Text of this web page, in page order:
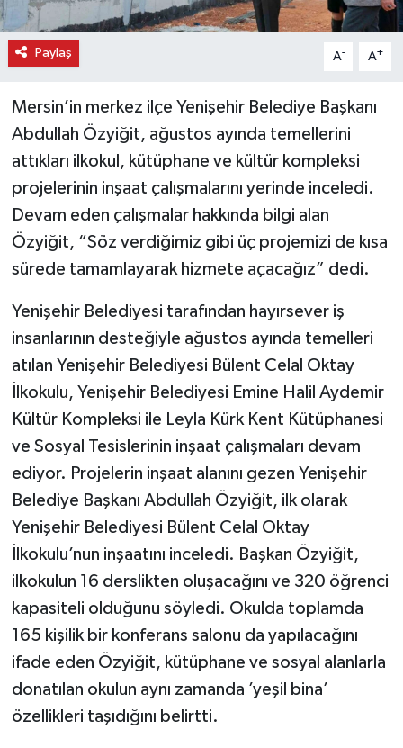
Paylaş A- A+
Mersin’in merkez ilçe Yenişehir Belediye Başkanı
Abdullah Özyiğit, ağustos ayında temellerini
attıkları ilkokul, kütüphane ve kültür kompleksi
projelerinin inşaat çalışmalarını yerinde inceledi.
Devam eden çalışmalar hakkında bilgi alan
Özyiğit, “Söz verdiğimiz gibi üç projemizi de kısa
sürede tamamlayarak hizmete açacağız” dedi.
Yenişehir Belediyesi tarafından hayırsever iş
insanlarının desteğiyle ağustos ayında temelleri
atılan Yenişehir Belediyesi Bülent Celal Oktay
İlkokulu, Yenişehir Belediyesi Emine Halil Aydemir
Kültür Kompleksi ile Leyla Kürk Kent Kütüphanesi
ve Sosyal Tesislerinin inşaat çalışmaları devam
ediyor. Projelerin inşaat alanını gezen Yenişehir
Belediye Başkanı Abdullah Özyiğit, ilk olarak
Yenişehir Belediyesi Bülent Celal Oktay
İlkokulu’nun inşaatını inceledi. Başkan Özyiğit,
ilkokulun 16 derslikten oluşacağını ve 320 öğrenci
kapasiteli olduğunu söyledi. Okulda toplamda
165 kişilik bir konferans salonu da yapılacağını
ifade eden Özyiğit, kütüphane ve sosyal alanlarla
donatılan okulun aynı zamanda ’yeşil bina’
özellikleri taşıdığını belirtti.